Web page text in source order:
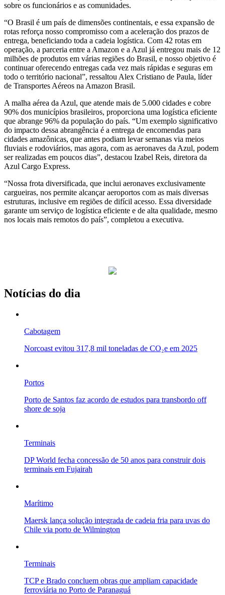
sobre os funcionários e as comunidades.
“O Brasil é um país de dimensões continentais, e essa expansão de
rotas reforça nosso compromisso com a aceleração dos prazos de
entrega, beneficiando toda a cadeia logística. Com 42 rotas em
operação, a parceria entre a Amazon e a Azul já entregou mais de 12
milhões de produtos em várias regiões do Brasil, e nosso objetivo é
continuar oferecendo entregas cada vez mais rápidas e seguras em
todo o território nacional”, ressaltou Alex Cristiano de Paula, líder
de Transportes Aéreos na Amazon Brasil.
A malha aérea da Azul, que atende mais de 5.000 cidades e cobre
90% dos municípios brasileiros, proporciona uma logística eficiente
que abrange 96% da população do país. “Um exemplo significativo
do impacto dessa abrangência é a entrega de encomendas para
cidades amazônicas, que antes podiam levar semanas via meios
fluviais e rodoviários, mas agora, com as aeronaves da Azul, podem
ser realizadas em poucos dias”, destacou Izabel Reis, diretora da
Azul Cargo Express.
“Nossa frota diversificada, que inclui aeronaves exclusivamente
cargueiras, nos permite alcançar aeroportos com as mais diversas
estruturas, inclusive em regiões de difícil acesso. Essa diversidade
garante um serviço de logística eficiente e de alta qualidade, mesmo
nos locais mais remotos do país”, completou a executiva.
Notícias do dia
Cabotagem
Norcoast evitou 317,8 mil toneladas de CO₂e em 2025
Portos
Porto de Santos faz acordo de estudos para transbordo off
shore de soja
Terminais
DP World fecha concessão de 50 anos para construir dois
terminais em Fujairah
Marítimo
Maersk lança solução integrada de cadeia fria para uvas do
Chile via porto de Wilmington
Terminais
TCP e Brado concluem obras que ampliam capacidade
ferroviária no Porto de Paranaguá